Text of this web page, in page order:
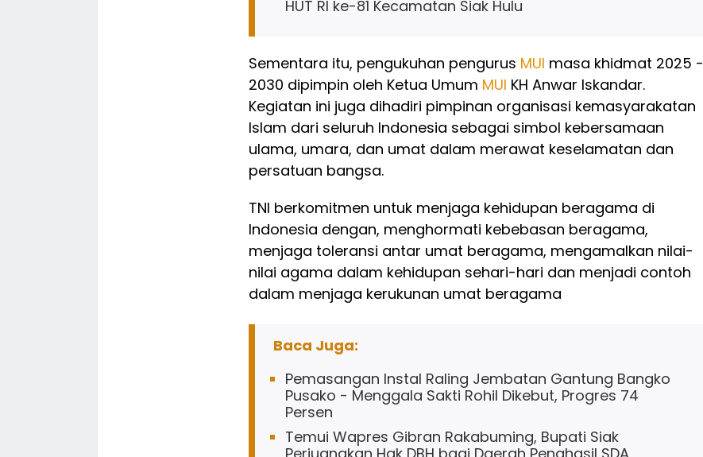
HUT RI ke-81 Kecamatan Siak Hulu
Sementara itu, pengukuhan pengurus MUI masa khidmat 2025 -
2030 dipimpin oleh Ketua Umum MUI KH Anwar Iskandar.
Kegiatan ini juga dihadiri pimpinan organisasi kemasyarakatan
Islam dari seluruh Indonesia sebagai simbol kebersamaan
ulama, umara, dan umat dalam merawat keselamatan dan
persatuan bangsa.
TNI berkomitmen untuk menjaga kehidupan beragama di
Indonesia dengan, menghormati kebebasan beragama,
menjaga toleransi antar umat beragama, mengamalkan nilai-
nilai agama dalam kehidupan sehari-hari dan menjadi contoh
dalam menjaga kerukunan umat beragama
Baca Juga:
Pemasangan Instal Raling Jembatan Gantung Bangko
Pusako - Menggala Sakti Rohil Dikebut, Progres 74
Persen
Temui Wapres Gibran Rakabuming, Bupati Siak